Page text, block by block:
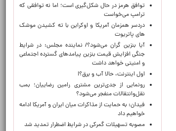
توافق هرمز در حال شکل‌گیری است؛ اما نه توافقی که
ترامپ می‌خواست
دردسر همزمان آمریکا و اوکراین با ته کشیدن موشک
های پاتریوت
آیا بنزین گران می‌شود؟/ نماینده مجلس: در شرایط
جنگی افزایش قیمت بنزین پیامدهای گسترده اجتماعی
و امنیتی خواهد داشت
اول اینترنت، حالا آب و برق؟!
رونمایی از جدی‌ترین مشتری رامین رضاییان؛ بمب
نقل‌وانتقالات منفجر می‌شود؟
فیدان: به حمایت از مذاکرات میان ایران و آمریکا ادامه
خواهیم داد
مصوبه تسهیلات گمرکی در شرایط اضطرار تمدید شد